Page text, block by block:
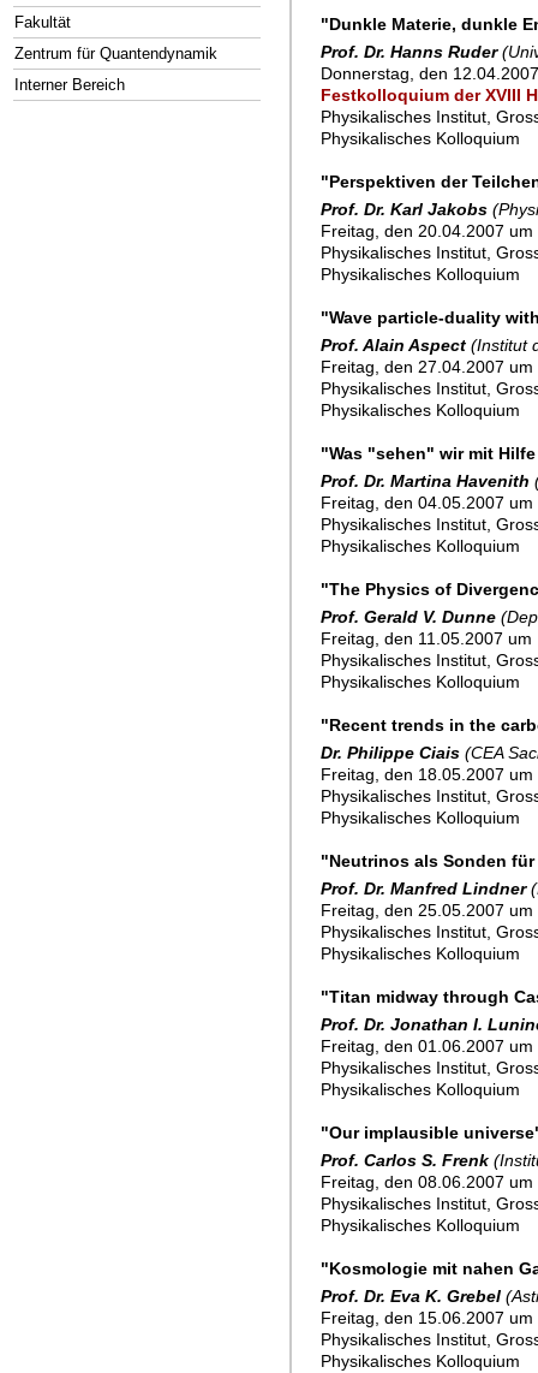
Fakultät
Zentrum für Quantendynamik
Interner Bereich
"Dunkle Materie, dunkle
Prof. Dr. Hanns Ruder
Donnerstag, den
Festkolloquium der XVIII
Physikalisches Institut,
Physikalisches Kolloquium
"Perspektiven der
Prof. Dr. Karl Jakobs
Freitag, den 20.04.2007
Physikalisches Institut,
Physikalisches Kolloquium
"Wave particle-duality
Prof. Alain Aspect (Institut
Freitag, den 27.04.2007
Physikalisches Institut,
Physikalisches Kolloquium
"Was "sehen" wir mit
Prof. Dr. Martina Havenith
Freitag, den 04.05.2007
Physikalisches Institut,
Physikalisches Kolloquium
"The Physics of
Prof. Gerald V. Dunne
Freitag, den 11.05.2007 um
Physikalisches Institut,
Physikalisches Kolloquium
"Recent trends in the
Dr. Philippe Ciais (CEA
Freitag, den 18.05.2007
Physikalisches Institut,
Physikalisches Kolloquium
"Neutrinos als Sonden
Prof. Dr. Manfred Lindner
Freitag, den 25.05.2007
Physikalisches Institut,
Physikalisches Kolloquium
"Titan midway through
Prof. Dr. Jonathan I.
Freitag, den 01.06.2007
Physikalisches Institut,
Physikalisches Kolloquium
"Our implausible
Prof. Carlos S. Frenk
Freitag, den 08.06.2007
Physikalisches Institut,
Physikalisches Kolloquium
"Kosmologie mit nahen
Prof. Dr. Eva K. Grebel
Freitag, den 15.06.2007
Physikalisches Institut,
Physikalisches Kolloquium